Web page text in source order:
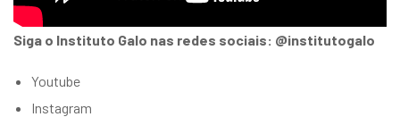
Siga o Instituto Galo nas redes sociais: @institutogalo
Youtube
Instagram